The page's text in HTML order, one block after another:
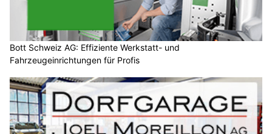
Bott Schweiz AG: Effiziente Werkstatt- und
Fahrzeugeinrichtungen für Profis